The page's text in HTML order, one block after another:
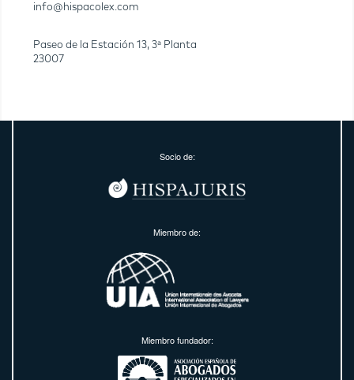
info@hispacolex.com
Paseo de la Estación 13, 3ª Planta
23007
Socio de:
Miembro de:
Miembro fundador: